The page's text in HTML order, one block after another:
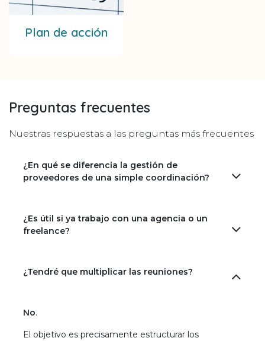
Plan de acción
Preguntas frecuentes
Nuestras respuestas a las preguntas más frecuentes
¿En qué se diferencia la gestión de
proveedores de una simple coordinación?
¿Es útil si ya trabajo con una agencia o un
freelance?
¿Tendré que multiplicar las reuniones?
No.
El objetivo es precisamente estructurar los